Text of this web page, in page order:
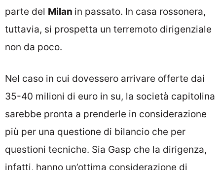
parte del Milan in passato. In casa rossonera,
tuttavia, si prospetta un terremoto dirigenziale
non da poco.
Nel caso in cui dovessero arrivare offerte dai
35-40 milioni di euro in su, la società capitolina
sarebbe pronta a prenderle in considerazione
più per una questione di bilancio che per
questioni tecniche. Sia Gasp che la dirigenza,
infatti, hanno un’ottima considerazione di